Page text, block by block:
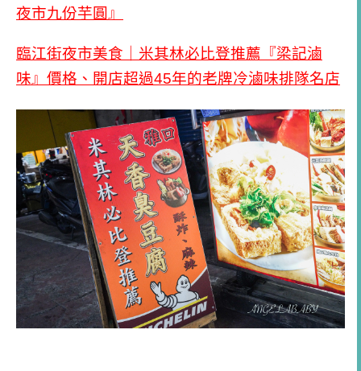
夜市九份芋圓』
臨江街夜市美食｜米其林必比登推薦『梁記滷
味』價格、開店超過45年的老牌冷滷味排隊名店